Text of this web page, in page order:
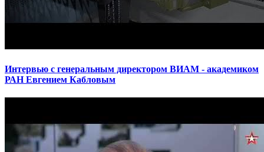
Интервью с генеральным директором ВИАМ - академиком
РАН Евгением Кабловым